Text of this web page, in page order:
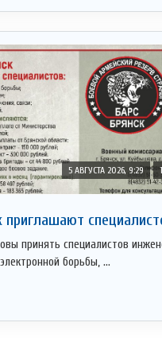
5 АВГУСТА 2026, 9:29
приглaшают
принять специалистов
борьбы, ...